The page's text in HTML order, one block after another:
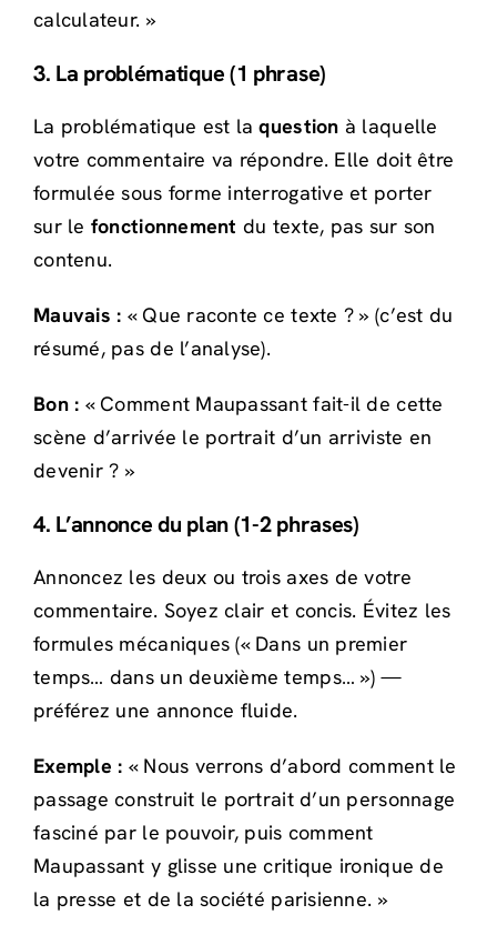
calculateur. »
3. La problématique (1 phrase)
La problématique est laquestion à laquelle
votre commentaire va répondre. Elle doit être
formulée sous forme interrogative et porter
sur le fonctionnement du texte, pas sur son
contenu.
Mauvais : « Que raconte ce texte ? » (c’est du
résumé, pas de l’analyse).
Bon : « Comment Maupassant fait-il de cette
scène d’arrivée le portrait d’un arriviste en
devenir ? »
4. L’annonce du plan (1-2 phrases)
Annoncez les deux ou trois axes de votre
commentaire. Soyez clair et concis. Évitez les
formules mécaniques (« Dans un premier
temps… dans un deuxième temps… ») —
préférez une annonce fluide.
Exemple : « Nous verrons d’abord comment le
passage construit le portrait d’un personnage
fasciné par le pouvoir, puis comment
Maupassant y glisse une critique ironique de
la presse et de la société parisienne. »